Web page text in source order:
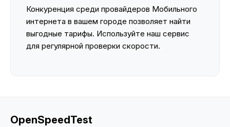
Конкуренция среди провайдеров Мобильного
интернета в вашем городе позволяет найти
выгодные тарифы. Используйте наш сервис
для регулярной проверки скорости.
OpenSpeedTest